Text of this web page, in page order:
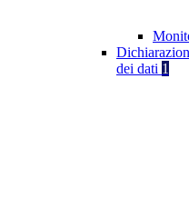
dei dati 1